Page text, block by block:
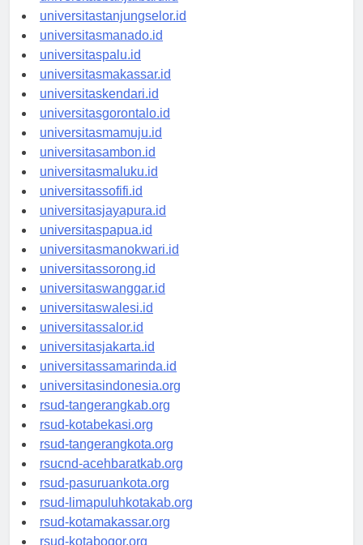
universitasbanjarbaru.id
universitastanjungselor.id
universitasmanado.id
universitaspalu.id
universitasmakassar.id
universitaskendari.id
universitasgorontalo.id
universitasmamuju.id
universitasambon.id
universitasmaluku.id
universitassofifi.id
universitasjayapura.id
universitaspapua.id
universitasmanokwari.id
universitassorong.id
universitaswanggar.id
universitaswalesi.id
universitassalor.id
universitasjakarta.id
universitassamarinda.id
universitasindonesia.org
rsud-tangerangkab.org
rsud-kotabekasi.org
rsud-tangerangkota.org
rsucnd-acehbaratkab.org
rsud-pasuruankota.org
rsud-limapuluhkotakab.org
rsud-kotamakassar.org